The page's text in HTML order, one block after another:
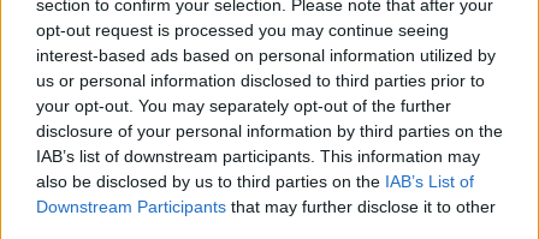
section to confirm your selection. Please note that after your
opt-out request is processed you may continue seeing
interest-based ads based on personal information utilized by
us or personal information disclosed to third parties prior to
your opt-out. You may separately opt-out of the further
disclosure of your personal information by third parties on the
IAB’s list of downstream participants. This information may
also be disclosed by us to third parties on the IAB’s List of
Downstream Participants that may further disclose it to other
A régi épület a főváros korábbi központjában állt, de az
évtizedek múlásával Varsó városi struktúrája átalakult, a
belváros kicsit beljebb tolódott, a központ (és főleg a
kulturális központ) lényegében oda tevődött, tevődik át,
ahol az új épület található. Az új székház egyúttal egy sokkal
kedvezőbb bérleti konstrukciót is jelent az intézet számára.